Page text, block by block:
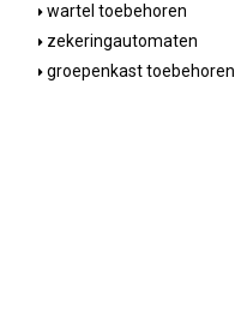
wartel toebehoren
zekeringautomaten
groepenkast toebehoren